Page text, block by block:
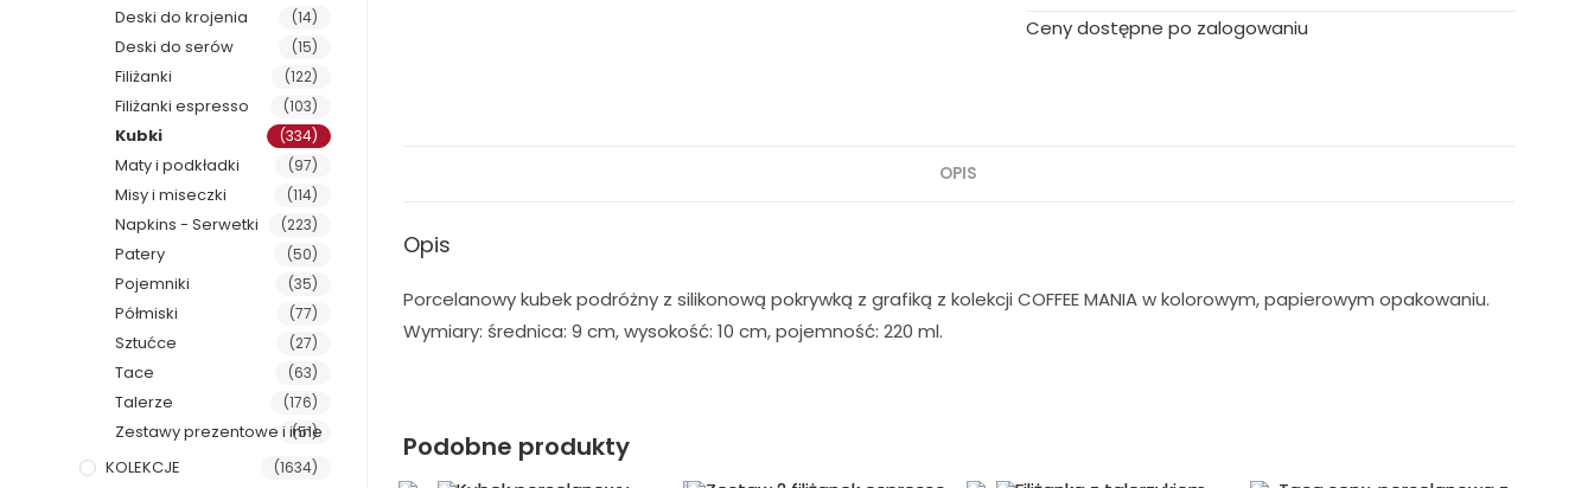
Ceny dostępne po zalogowaniu
OPIS
Opis
Porcelanowy kubek podróżny z silikonową pokrywką z grafiką z kolekcji COFFEE MANIA w kolorowym, papierowym opakowaniu.
Wymiary: średnica: 9 cm, wysokość: 10 cm, pojemność: 220 ml.
Podobne produkty
Deski do krojenia (14)
Deski do serów (15)
Filiżanki (122)
Filiżanki espresso (103)
Kubki (334)
Maty i podkładki (97)
Misy i miseczki (114)
Napkins - Serwetki (223)
Patery (50)
Pojemniki (35)
Półmiski (77)
Sztućce (27)
Tace (63)
Talerze (176)
Zestawy prezentowe i inne
(51)
KOLEKCJE (1634)